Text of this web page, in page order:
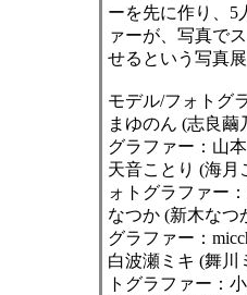
ーを先に作り、5
ァーが、写真で
せるという写真展
モデル/フォトグ
まゆのん (志良繭
グラファー：山
天音ことり (海月
ォトグラファー
なつか (新木なつ
グラファー：
白波瀬ミキ (舞川
トグラファー：